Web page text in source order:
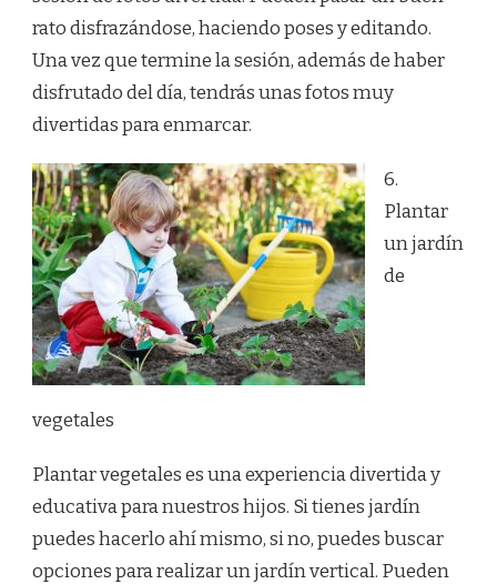
rato disfrazándose, haciendo poses y editando.
Una vez que termine la sesión, además de haber
disfrutado del día, tendrás unas fotos muy
divertidas para enmarcar.
6.
Plantar
un jardín
de
vegetales
Plantar vegetales es una experiencia divertida y
educativa para nuestros hijos. Si tienes jardín
puedes hacerlo ahí mismo, si no, puedes buscar
opciones para realizar un jardín vertical. Pueden